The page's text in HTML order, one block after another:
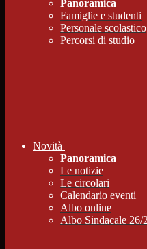
Panoramica
Famiglie e studenti
Personale scolastico
Percorsi di studio
Novità
Panoramica
Le notizie
Le circolari
Calendario eventi
Albo online
Albo Sindacale 26/